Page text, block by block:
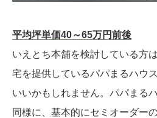
平均坪単価40～65万円前後
いえとち本舗を検討している方
宅を提供しているパパまるハウ
いいかもしれません。パパまる
同様に、基本的にセミオーダー